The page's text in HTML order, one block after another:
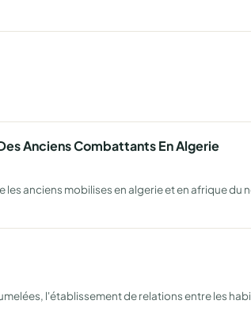
Anciens Combattants En Algerie
anciens mobilises en algerie et en afrique
l'établissement de relations entre les